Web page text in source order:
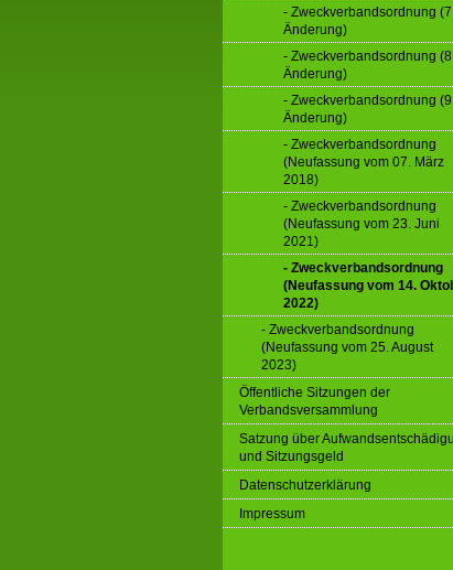
- Zweckverbandsordnung
Änderung)
- Zweckverbandsordnung
Änderung)
- Zweckverbandsordnung
Änderung)
- Zweckverbandsordnung
(Neufassung vom 07. März
2018)
- Zweckverbandsordnung
(Neufassung vom 23. Juni
2021)
- Zweckverbandsordnung
(Neufassung vom 14.
2022)
- Zweckverbandsordnung
(Neufassung vom 25. August
2023)
Öffentliche Sitzungen der
Verbandsversammlung
Satzung über
und Sitzungsgeld
Datenschutzerklärung
Impressum